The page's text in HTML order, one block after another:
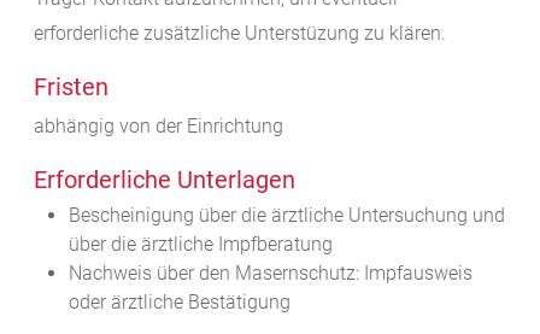
erforderliche zusätzliche Unterstüzung zu klären.
Fristen
abhängig von der Einrichtung
Erforderliche Unterlagen
Bescheinigung über die ärztliche Untersuchung und
über die ärztliche Impfberatung
Nachweis über den Masernschutz: Impfausweis
oder ärztliche Bestätigung